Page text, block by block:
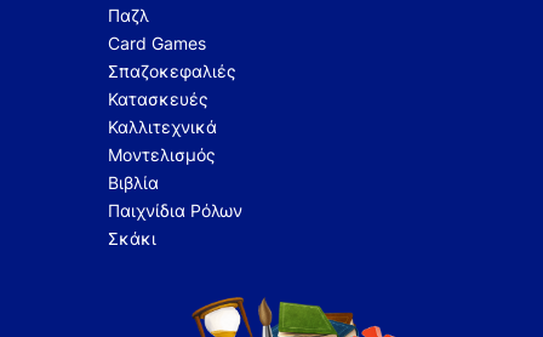
Παζλ
Card Games
Σπαζοκεφαλιές
Κατασκευές
Καλλιτεχνικά
Μοντελισμός
Βιβλία
Παιχνίδια Ρόλων
Σκάκι